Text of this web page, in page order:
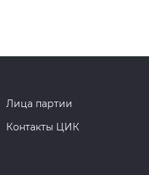
Лица партии
Контакты ЦИК